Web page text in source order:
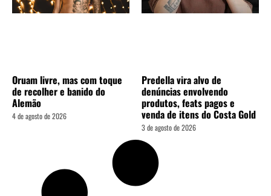
Oruam livre, mas com toque
de recolher e banido do
Alemão
4 de agosto de 2026
Predella vira alvo de
denúncias envolvendo
produtos, feats pagos e
venda de itens do Costa Gold
3 de agosto de 2026